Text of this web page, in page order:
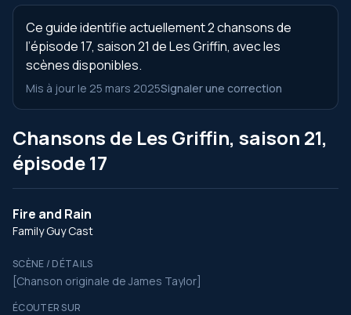
Ce guide identifie actuellement 2 chansons de
l’épisode 17, saison 21 de Les Griffin, avec les
scènes disponibles.
Mis à jour le 25 mars 2025Signaler une correction
Chansons de Les Griffin, saison 21,
épisode 17
Fire and Rain
Family Guy Cast
SCÈNE / DÉTAILS
[Chanson originale de James Taylor]
ÉCOUTER SUR